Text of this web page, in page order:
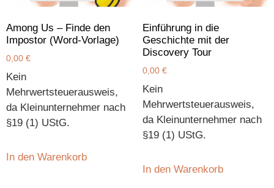
Among Us – Finde den
Impostor (Word-Vorlage)
0,00 €
Kein
Mehrwertsteuerausweis,
da Kleinunternehmer nach
§19 (1) UStG.
In den Warenkorb
Einführung in die
Geschichte mit der
Discovery Tour
0,00 €
Kein
Mehrwertsteuerausweis,
da Kleinunternehmer nach
§19 (1) UStG.
In den Warenkorb